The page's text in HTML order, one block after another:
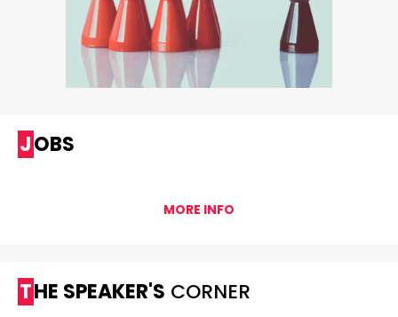
JOBS
MORE INFO
THE SPEAKER'S CORNER